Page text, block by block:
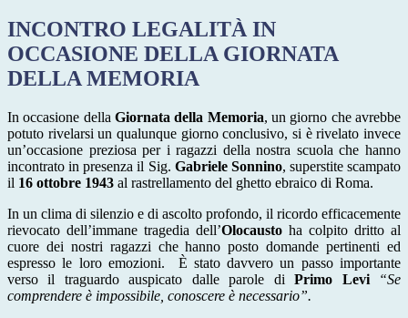
INCONTRO LEGALITÀ IN
OCCASIONE DELLA GIORNATA
DELLA MEMORIA
In occasione della Giornata della Memoria, un giorno che avrebbe
potuto rivelarsi un qualunque giorno conclusivo, si è rivelato invece
un’occasione preziosa per i ragazzi della nostra scuola che hanno
incontrato in presenza il Sig. Gabriele Sonnino, superstite scampato
il 16 ottobre 1943 al rastrellamento del ghetto ebraico di Roma.
In un clima di silenzio e di ascolto profondo, il ricordo efficacemente
rievocato dell’immane tragedia dell’Olocausto ha colpito dritto al
cuore dei nostri ragazzi che hanno posto domande pertinenti ed
espresso le loro emozioni.
È stato davvero un passo importante
verso il traguardo auspicato dalle parole diPrimo Levi
“Se
comprendere è impossibile, conoscere è necessario”.